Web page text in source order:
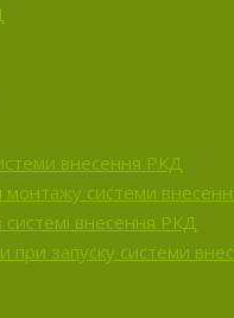
внесення РКД
монтажу системи
системі внесення РКД
при запуску системи